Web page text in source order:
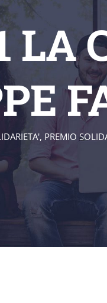
LA
, PREMIO